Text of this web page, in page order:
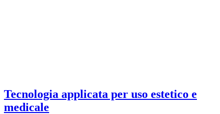
Tecnologia applicata per uso estetico e
medicale